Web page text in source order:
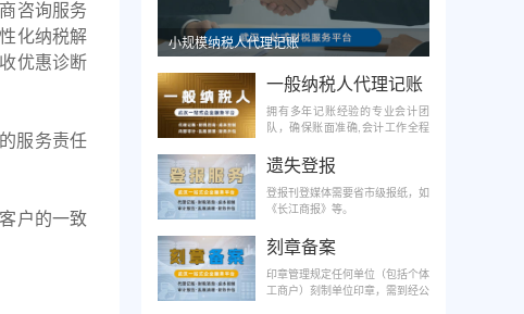
咨询服务
化纳税解
优惠诊断
服务责任
户的一致
小规模纳税人代理记账
一般纳税人代理记账
拥有多年记账经验的专业会计团
队，确保账面准确,会计工作全程
减少人工成本，团队稳定性高。一
对一财务管家，记账快、效率高。
收费合理，节约开支。
遗失登报
登报刊登媒体需要省市级报纸，如
《长江商报》等。
刻章备案
印章管理规定任何单位（包括个体
工商户）刻制单位印章，需到经公